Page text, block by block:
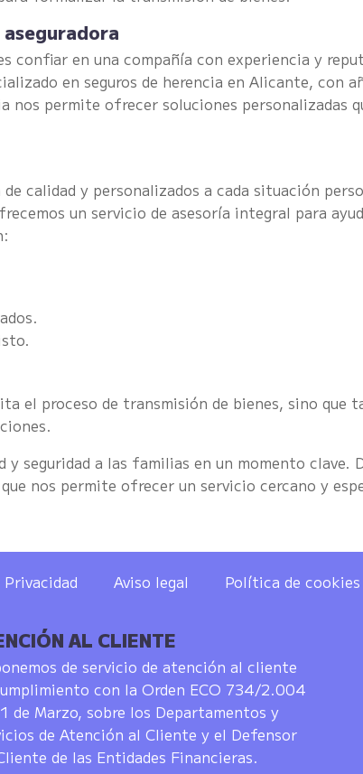
confiar en una compañía con experiencia y
en seguros de herencia en Alicante, con
permite ofrecer soluciones personalizadas
calidad y personalizados a cada situación
un servicio de asesoría integral para
el proceso de transmisión de bienes, sino que
seguridad a las familias en un momento clave.
nos permite ofrecer un servicio cercano y
Aviso legal Política de cookies
AL CLIENTE
de servicio de atención al cliente
con la Orden ECO 734/2.004
de Marzo, sobre los Departamentos y
de Atención al Cliente y el Defensor
de las Entidades Financieras.